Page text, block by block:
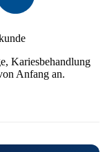
Kariesbehandlung
Anfang an.